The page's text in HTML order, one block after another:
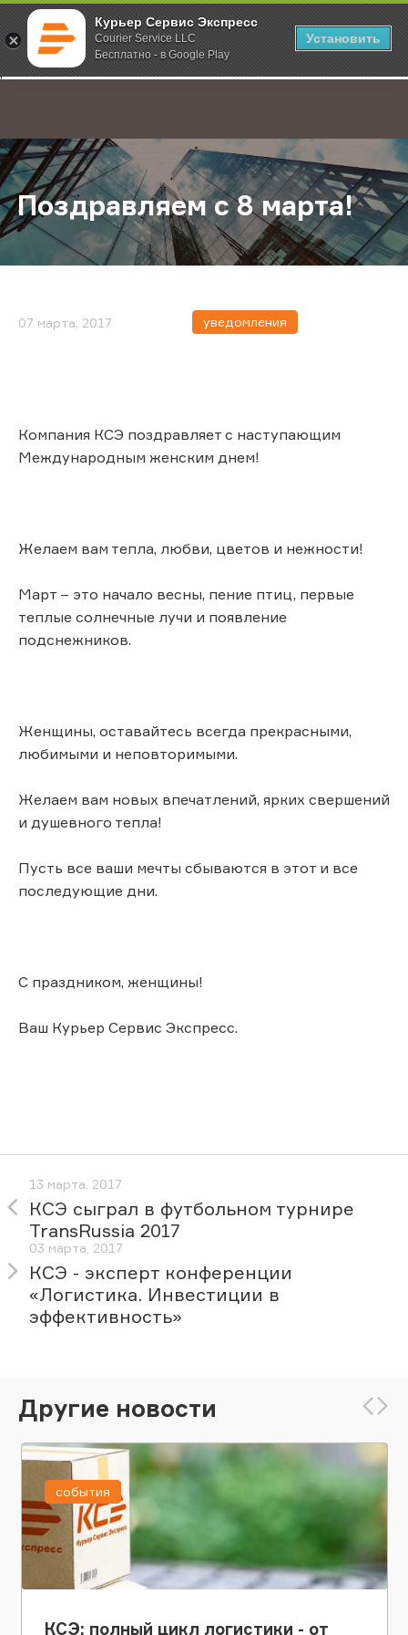
Курьер Сервис Экспресс
Courier Service LLC
Бесплатно - в Google Play
Установить
;
Главная О компании Новости Поздравляем с 8 марта!
Поздравляем с 8 марта!
07 марта, 2017 уведомления
Компания КСЭ поздравляет с наступающим
Международным женским днем!
Желаем вам тепла, любви, цветов и нежности!
Март – это начало весны, пение птиц, первые
теплые солнечные лучи и появление
подснежников.
Женщины, оставайтесь всегда прекрасными,
любимыми и неповторимыми.
Желаем вам новых впечатлений, ярких свершений
и душевного тепла!
Пусть все ваши мечты сбываются в этот и все
последующие дни.
С праздником, женщины!
Ваш Курьер Сервис Экспресс.
13 марта, 2017
КСЭ сыграл в футбольном турнире
TransRussia 2017
03 марта, 2017
КСЭ - эксперт конференции
«Логистика. Инвестиции в
эффективность»
Другие новости
КСЭ: полный цикл логистики - от
события